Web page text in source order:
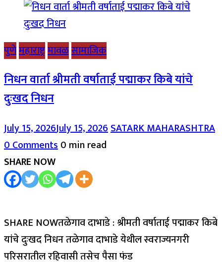
पुणेमहाराष्ट्रमावळसामाजिक
निधन वार्ता श्रीमती वर्षाताई पद्माकर किबे यांचे
दुःखद निधन
July 15, 2026July 15, 2026SATARK MAHARASHTRA
0 Comments0 min read
SHARE NOW
SHARE NOWतळेगाव दाभाडे : श्रीमती वर्षाताई पद्माकर किबे
यांचे दुःखद निधन तळेगाव दाभाडे येथील स्वराज्यनगरी
परिसरातील रहिवासी तसेच पैसा फंड